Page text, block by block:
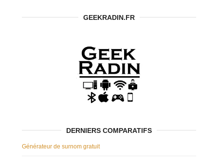
GEEKRADIN.FR
DERNIERS COMPARATIFS
Générateur de surnom gratuit